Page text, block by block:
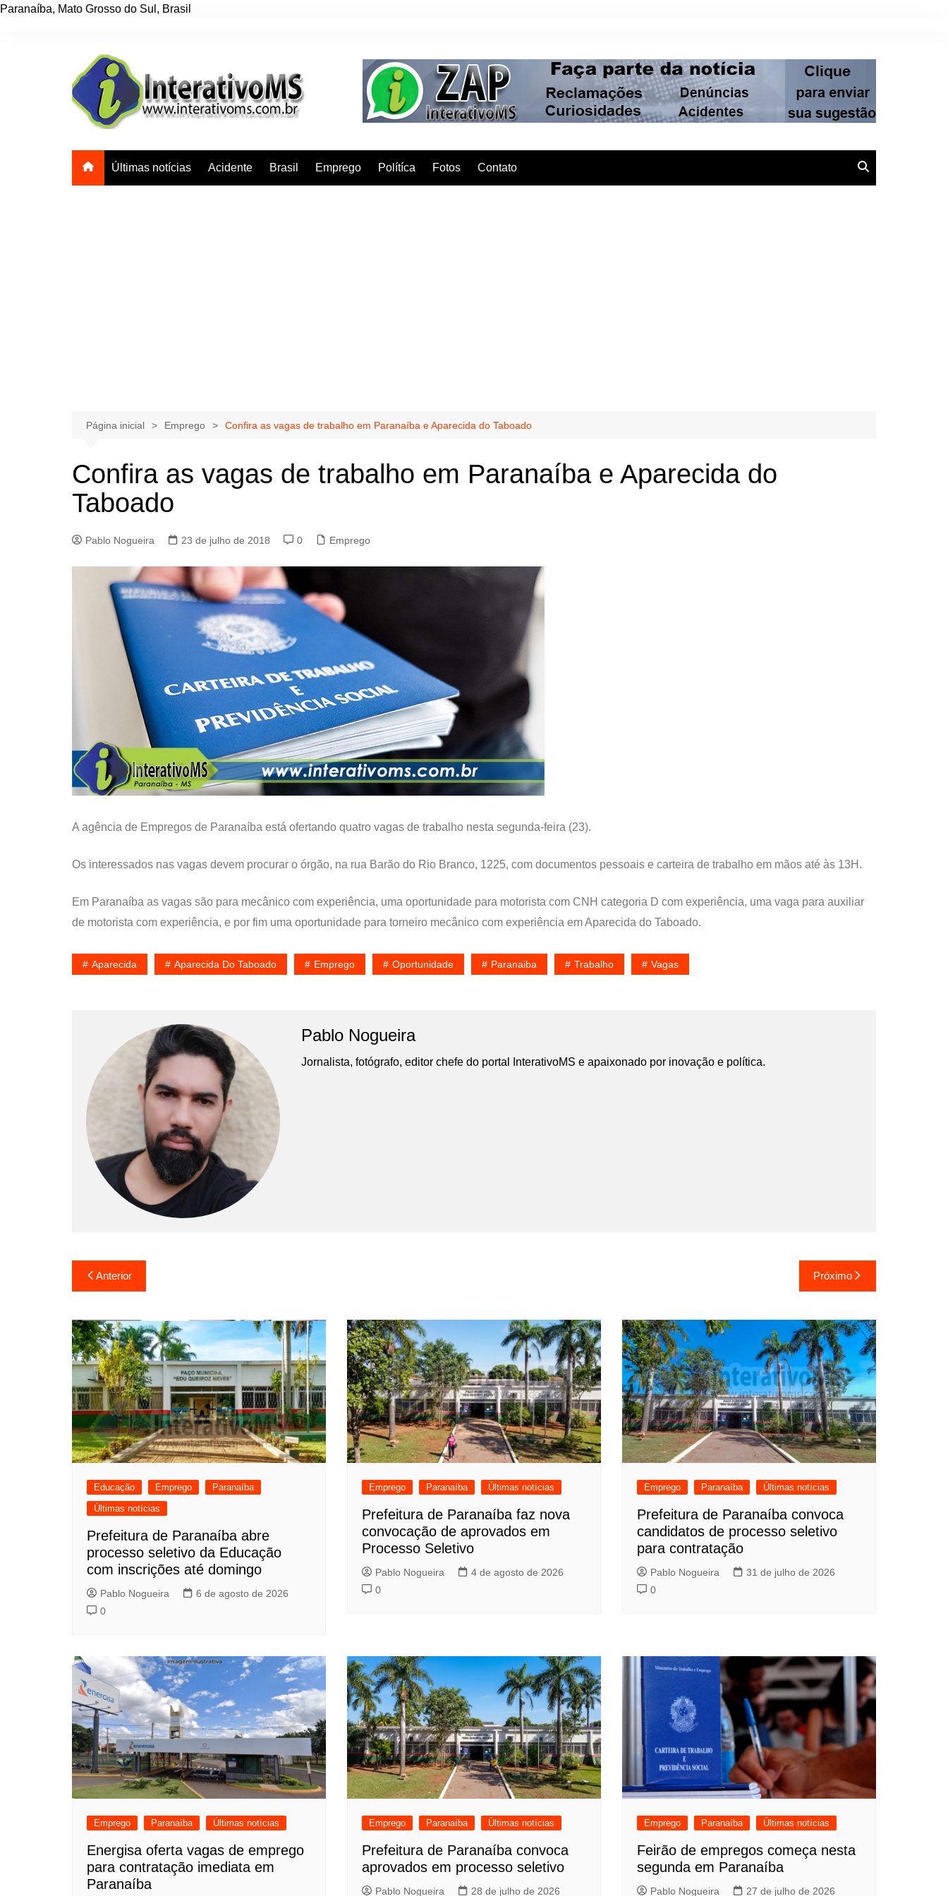
Paranaíba, Mato Grosso do Sul , Brasil
Últimas notícias Acidente Brasil Emprego Polítíca Fotos Contato
Página inicial Emprego Confira as vagas de trabalho em Paranaíba e Aparecida do Taboado
Confira as vagas de trabalho em Paranaíba e Aparecida do
Taboado
Pablo Nogueira 23 de julho de 2018 0 Emprego
A agência de Empregos de Paranaíba está ofertando quatro vagas de trabalho nesta segunda-feira (23).
Os interessados nas vagas devem procurar o órgão, na rua Barão do Rio Branco, 1225, com documentos pessoais e carteira de trabalho em mãos até às 13H.
Em Paranaíba as vagas são para mecânico com experiência, uma oportunidade para motorista com CNH categoria D com experiência, uma vaga para auxiliar
de motorista com experiência, e por fim uma oportunidade para torneiro mecânico com experiência em Aparecida do Taboado.
Aparecida Aparecida Do Taboado Emprego Oportunidade Paranaiba Trabalho Vagas
Pablo Nogueira
Jornalista, fotógrafo, editor chefe do portal InterativoMS e apaixonado por inovação e política.
Navegação
de
Post
Anterior Próximo
Educação Emprego
Paranaíba
Últimas notícias
Prefeitura de Paranaíba abre
processo seletivo da Educação
com inscrições até domingo
Pablo Nogueira
6 de agosto de 2026
0
Emprego Paranaíba Últimas notícias
Prefeitura de Paranaíba faz nova
convocação de aprovados em
Processo Seletivo
Pablo Nogueira
4 de agosto de 2026
0
Emprego Paranaíba Últimas notícias
Prefeitura de Paranaíba convoca
candidatos de processo seletivo
para contratação
Pablo Nogueira
31 de julho de 2026
0
Emprego Paranaíba Últimas notícias
Energisa oferta vagas de emprego
para contratação imediata em
Paranaíba
Emprego Paranaíba Últimas notícias
Prefeitura de Paranaíba convoca
aprovados em processo seletivo
Pablo Nogueira 28 de julho de 2026
Emprego Paranaíba Últimas notícias
Feirão de empregos começa nesta
segunda em Paranaíba
Pablo Nogueira 27 de julho de 2026